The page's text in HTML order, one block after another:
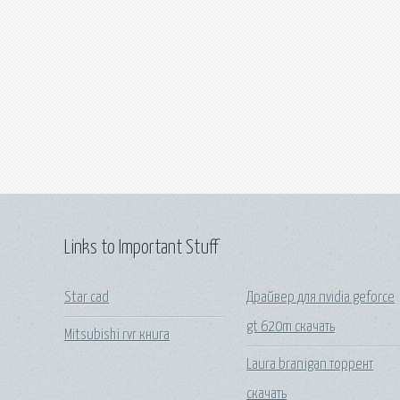
Links to Important Stuff
Star cad
Mitsubishi rvr книга
Драйвер для nvidia geforce
gt 620m скачать
Laura branigan торрент
скачать